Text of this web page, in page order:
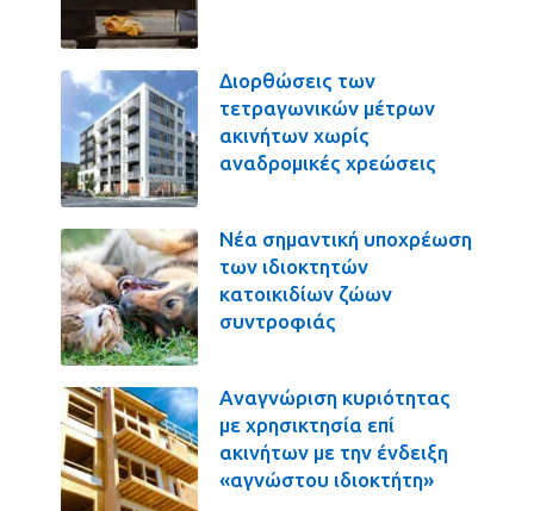
Διορθώσεις των
τετραγωνικών μέτρων
ακινήτων χωρίς
αναδρομικές χρεώσεις
Νέα σημαντική υποχρέωση
των ιδιοκτητών
κατοικιδίων ζώων
συντροφιάς
Αναγνώριση κυριότητας
με χρησικτησία επί
ακινήτων με την ένδειξη
«αγνώστου ιδιοκτήτη»